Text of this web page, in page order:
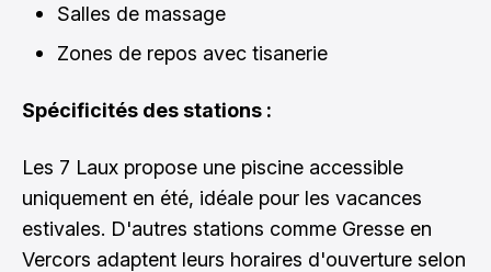
Salles de massage
Zones de repos avec tisanerie
Spécificités des stations :
Les 7 Laux propose une piscine accessible
uniquement en été, idéale pour les vacances
estivales. D'autres stations comme Gresse en
Vercors adaptent leurs horaires d'ouverture selon